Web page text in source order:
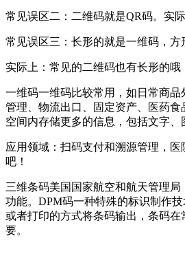
常见误区二：二维码就是QR码。实
常见误区三：长形的就是一维码，方
实际上：常见的二维码也有长形的
一维码一维码比较常用，如日常商
管理、物流出口、固定资产、医药
空间内存储更多的信息，包括文字、
应用领域：扫码支付和溯源管理，
吧！
三维条码美国国家航空和航天管理
功能。DPM码一种特殊的标识制作
或者打印的方式将条码输出，条码
要。